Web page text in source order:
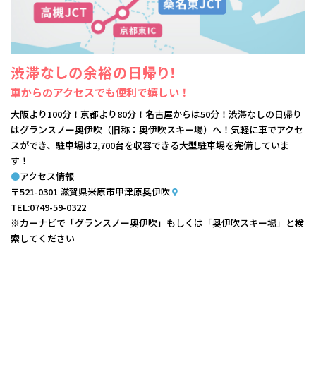
渋滞なしの余裕の日帰り！
車からのアクセスでも便利で嬉しい！
大阪より100分！京都より80分！名古屋からは50分！渋滞なしの日帰り
はグランスノー奥伊吹（旧称：奥伊吹スキー場）へ！気軽に車でアクセ
スができ、駐車場は2,700台を収容できる大型駐車場を完備していま
す！
●アクセス情報
〒521-0301 滋賀県米原市甲津原奥伊吹
TEL:0749-59-0322
※カーナビで「グランスノー奥伊吹」もしくは「奥伊吹スキー場」と検
索してください